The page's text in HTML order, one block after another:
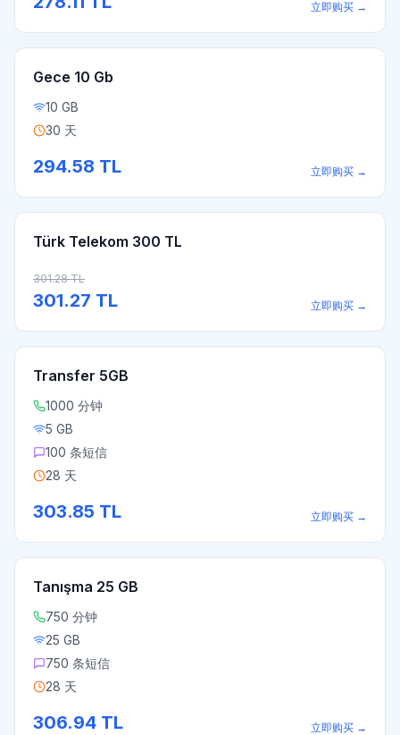
立即购买 →
Gece 10 Gb
10 GB
30 天
294.58 TL 立即购买 →
Türk Telekom 300 TL
301.28TL
301.27 TL 立即购买 →
Transfer 5GB
1000 分钟
5 GB
100 条短信
28 天
303.85 TL 立即购买 →
Tanışma 25 GB
750 分钟
25 GB
750 条短信
28 天
306.94 TL 立即购买 →